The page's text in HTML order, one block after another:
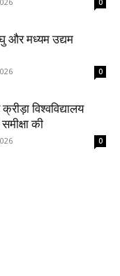
0
और मध्यम उद्यम
0
विश्वविद्यालय
की
0